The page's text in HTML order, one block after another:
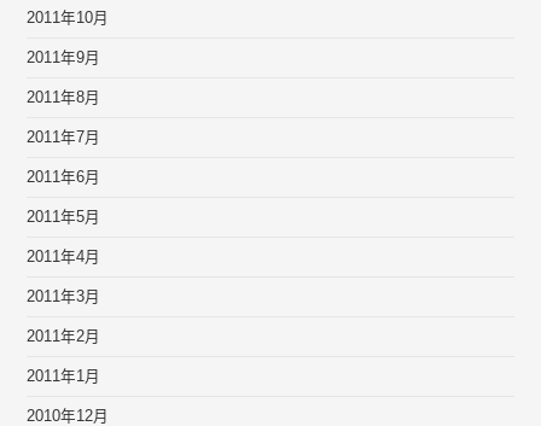
2011年10月
2011年9月
2011年8月
2011年7月
2011年6月
2011年5月
2011年4月
2011年3月
2011年2月
2011年1月
2010年12月